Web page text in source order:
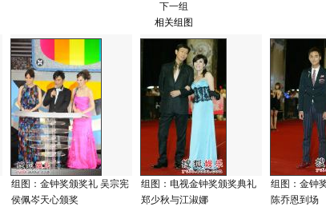
下一组
相关组图
组图：金钟奖颁奖礼 吴宗宪
侯佩岑天心颁奖
组图：电视金钟奖颁奖典礼
郑少秋与江淑娜
组图：金钟
陈乔恩到场